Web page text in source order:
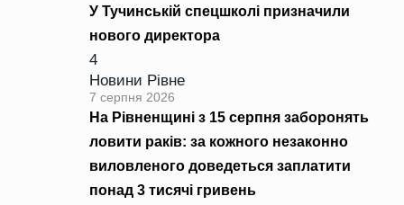
У Тучинській спецшколі призначили
нового директора
4
Новини Рівне
7 серпня 2026
На Рівненщині з 15 серпня заборонять
ловити раків: за кожного незаконно
виловленого доведеться заплатити
понад 3 тисячі гривень